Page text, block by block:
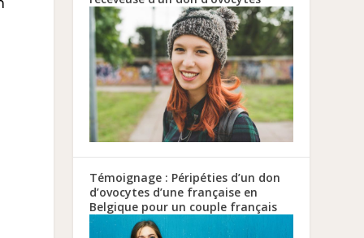
Témoignage : Péripéties d’un don
d’ovocytes d’une française en
Belgique pour un couple français